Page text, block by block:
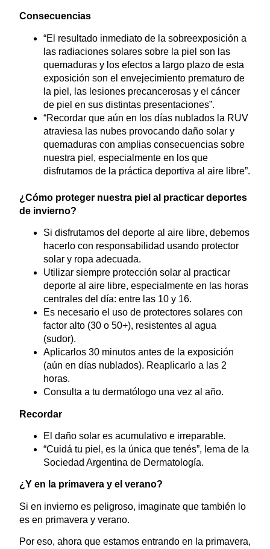
Consecuencias
“El resultado inmediato de la sobreexposición a
las radiaciones solares sobre la piel son las
quemaduras y los efectos a largo plazo de esta
exposición son el envejecimiento prematuro de
la piel, las lesiones precancerosas y el cáncer
de piel en sus distintas presentaciones”.
“Recordar que aún en los días nublados la RUV
atraviesa las nubes provocando daño solar y
quemaduras con amplias consecuencias sobre
nuestra piel, especialmente en los que
disfrutamos de la práctica deportiva al aire libre”.
¿Cómo proteger nuestra piel al practicar deportes
de invierno?
Si disfrutamos del deporte al aire libre, debemos
hacerlo con responsabilidad usando protector
solar y ropa adecuada.
Utilizar siempre protección solar al practicar
deporte al aire libre, especialmente en las horas
centrales del día: entre las 10 y 16.
Es necesario el uso de protectores solares con
factor alto (30 o 50+), resistentes al agua
(sudor).
Aplicarlos 30 minutos antes de la exposición
(aún en días nublados). Reaplicarlo a las 2
horas.
Consulta a tu dermatólogo una vez al año.
Recordar
El daño solar es acumulativo e irreparable.
“Cuidá tu piel, es la única que tenés”, lema de la
Sociedad Argentina de Dermatología.
¿Y en la primavera y el verano?
Si en invierno es peligroso, imaginate que también lo
es en primavera y verano.
Por eso, ahora que estamos entrando en la primavera,